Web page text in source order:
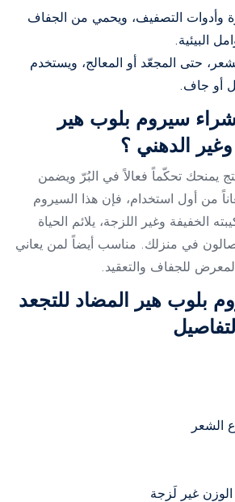
وأدوات التصفيف، ويحمي من الجفاف
البيئية.
حتى المجعّد أو المعالج، ويستخدم
أو جاف.
سيروم بلوب هير
الدهني ؟
يمنحك تحكّماً فعالاً في البُرّ ويضمن
من أول استخدام، فإن هذا السيروم
الخفيفة وغير اللزجة، يلائم الحياة
صالون في منزلك. مناسب أيضاً لمن يعاني
للجفاف والتعقيد.
بلوب هير المضاد للتجعد
الشعر
غير لَزجة